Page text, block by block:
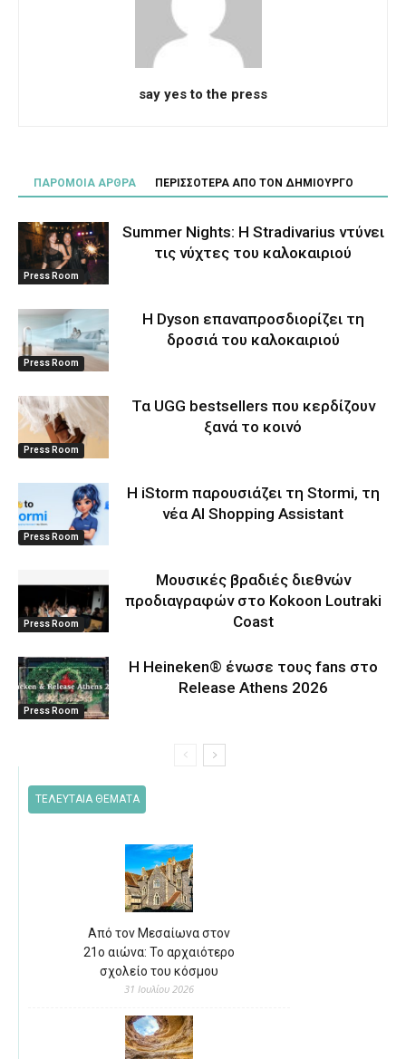
say yes to the press
ΠΑΡΟΜΟΙΑ ΑΡΘΡΑ ΠΕΡΙΣΣΟΤΕΡΑ ΑΠΟ ΤΟΝ ΔΗΜΙΟΥΡΓΟ
Press Room
Summer Nights: Η Stradivarius ντύνει
τις νύχτες του καλοκαιριού
Press Room
Η Dyson επαναπροσδιορίζει τη
δροσιά του καλοκαιριού
Press Room
Τα UGG bestsellers που κερδίζουν
ξανά το κοινό
Press Room
Η iStorm παρουσιάζει τη Stormi, τη
νέα AI Shopping Assistant
Press Room
Μουσικές βραδιές διεθνών
προδιαγραφών στο Kokoon Loutraki
Coast
Press Room
Η Heineken® ένωσε τους fans στο
Release Athens 2026
ΤΕΛΕΥΤΑΙΑ ΘΕΜΑΤΑ
Από τον Μεσαίωνα στον
21ο αιώνα: Το αρχαιότερο
σχολείο του κόσμου
31 Ιουλίου 2026